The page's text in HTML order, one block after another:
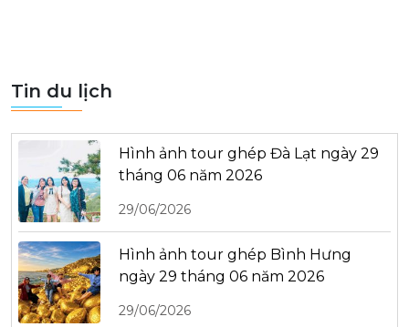
Tin du lịch
Hình ảnh tour ghép Đà Lạt ngày 29
tháng 06 năm 2026
29/06/2026
Hình ảnh tour ghép Bình Hưng
ngày 29 tháng 06 năm 2026
29/06/2026